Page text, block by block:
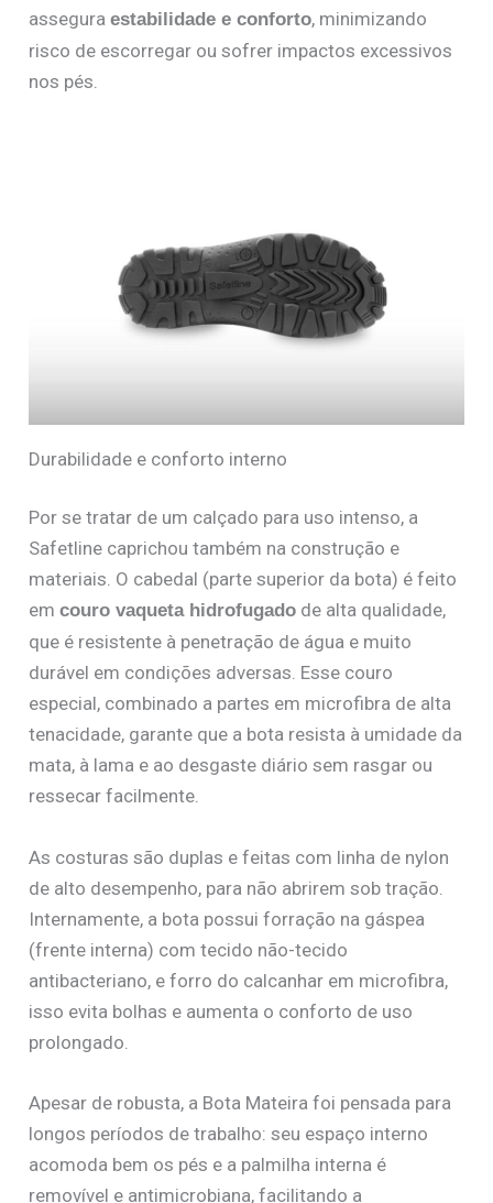
asseguraestabilidade e conforto, minimizando
risco de escorregar ou sofrer impactos excessivos
nos pés.
Durabilidade e conforto interno
Por se tratar de um calçado para uso intenso, a
Safetline caprichou também na construção e
materiais. O cabedal (parte superior da bota) é feito
emcouro vaqueta hidrofugado de alta qualidade,
que é resistente à penetração de água e muito
durável em condições adversas. Esse couro
especial, combinado a partes em microfibra de alta
tenacidade, garante que a bota resista à umidade da
mata, à lama e ao desgaste diário sem rasgar ou
ressecar facilmente.
As costuras são duplas e feitas com linha de nylon
de alto desempenho, para não abrirem sob tração.
Internamente, a bota possui forração na gáspea
(frente interna) com tecido não-tecido
antibacteriano, e forro do calcanhar em microfibra,
isso evita bolhas e aumenta o conforto de uso
prolongado.
Apesar de robusta, a Bota Mateira foi pensada para
longos períodos de trabalho: seu espaço interno
acomoda bem os pés e a palmilha interna é
removível e antimicrobiana, facilitando a